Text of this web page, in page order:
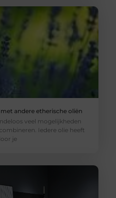
andere etherische oliën
veel mogelijkheden
Iedere olie heeft
je